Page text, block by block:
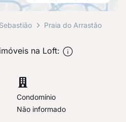
Praia do Arrastão
na Loft:
Condomínio
Não informado